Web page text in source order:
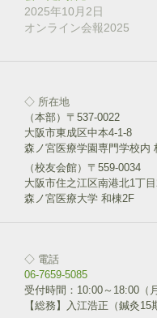
で
開
き
)
2025年10月2日
オンライン会報2025
◇ 所在地
（本部）〒537-0022
大阪市東成区中本4-1-8
森ノ宮医療学園専門学校内
（校友会館）〒559-0034
大阪市住之江区南港北1丁
森ノ宮医療大学 和棟2F
◇ 電話
06-7659-5085
受付時間：10:00～18:00（
【総務】入江浩正（鍼灸15